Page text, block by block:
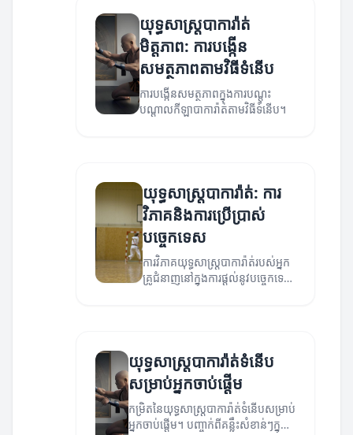
យុទ្ធសាស្ត្របាការ៉ាត់
មិត្តភាព: ការបង្កើន
សមត្ថភាពតាមវិធីទំនើប
ការបង្កើនសមត្ថភាពក្នុងការបណ្តុះ
បណ្តាលកីឡាបាការ៉ាត់តាមវិធីទំនើប។
យុទ្ធសាស្ត្របាការ៉ាត់: ការ
វិភាគនិងការប្រើប្រាស់
បច្ចេកទេស
ការវិភាគយុទ្ធសាស្ត្របាការ៉ាត់របស់អ្នក
គ្រូជំនាញនៅក្នុងការផ្តល់នូវបច្ចេកទេស
យុទ្ធសាស្ត្របាការ៉ាត់ទំនើប
សម្រាប់អ្នកចាប់ផ្តើម
កម្រិតនៃយុទ្ធសាស្ត្របាការ៉ាត់ទំនើបសម្រាប់
អ្នកចាប់ផ្តើម។ បញ្ចាក់ពីគន្លឹះសំខាន់ៗក្នុង